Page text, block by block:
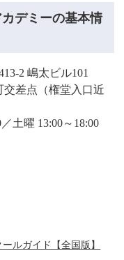
デミーの基本情
2 嶋太ビル101
差点（権堂入口近
土曜 13:00～18:00
ルガイド【全国版】